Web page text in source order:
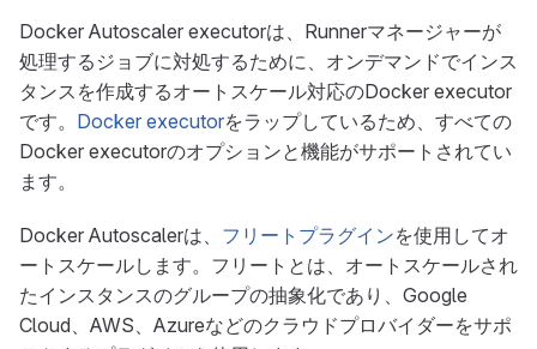
Docker Autoscaler executorは、Runnerマネージャーが
処理するジョブに対処するために、オンデマンドでインス
タンスを作成するオートスケール対応のDocker executor
です。 Docker executorをラップしているため、すべての
Docker executorのオプションと機能がサポートされてい
ます。
Docker Autoscalerは、 フリートプラグインを使用してオ
ートスケールします。フリートとは、オートスケールされ
たインスタンスのグループの抽象化であり、Google
Cloud、AWS、Azureなどのクラウドプロバイダーをサポ